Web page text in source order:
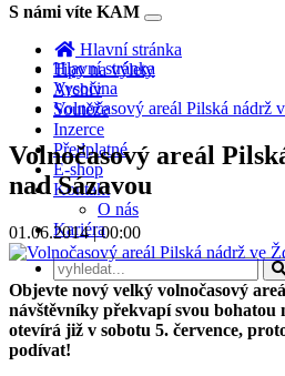
S námi víte KAM
Toggle
navigation
Hlavní stránka
Tipy na výlety
Archiv
Soutěže
Inzerce
Předplatné
E-shop
Kontakt
O nás
Kariéra
Hlavní stránka
Vysočina
Volnočasový areál Pilská nádrž
Volnočasový areál
nad Sázavou
01.06.2014 | 00:00
Objevte nový velký volnočasový
návštěvníky překvapí svou bohatou
otevírá již v sobotu 5. července,
podívat!